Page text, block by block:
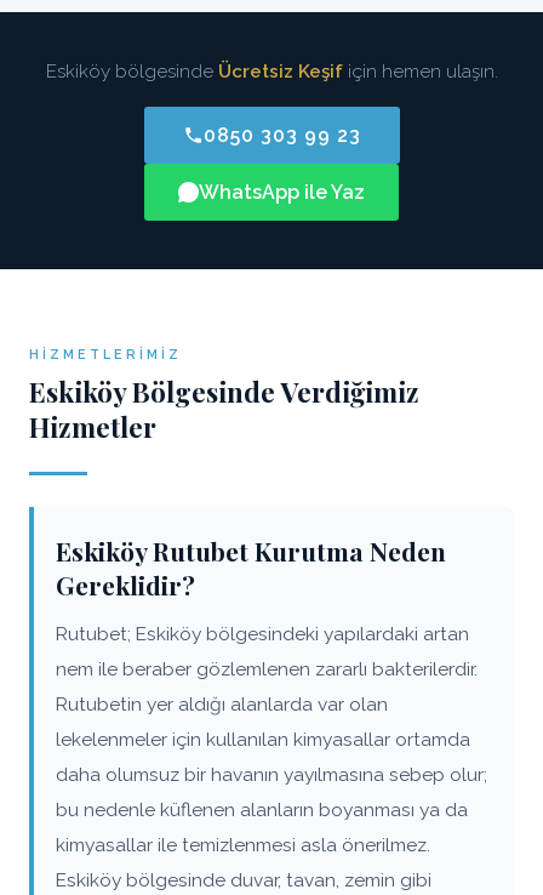
Eskiköy bölgesinde Ücretsiz Keşifiçin hemen ulaşın.
0850 303 99 23
WhatsApp ile Yaz
HIZMETLERIMIZ
Eskiköy Bölgesinde Verdiğimiz
Hizmetler
Eskiköy Rutubet Kurutma Neden
Gereklidir?
Rutubet; Eskiköy bölgesindeki yapılardaki artan
nem ile beraber gözlemlenen zararlı bakterilerdir.
Rutubetin yer aldığı alanlarda var olan
lekelenmeler için kullanılan kimyasallar ortamda
daha olumsuz bir havanın yayılmasına sebep olur;
bu nedenle küflenen alanların boyanması ya da
kimyasallar ile temizlenmesi asla önerilmez.
Eskiköy bölgesinde duvar, tavan, zemin gibi